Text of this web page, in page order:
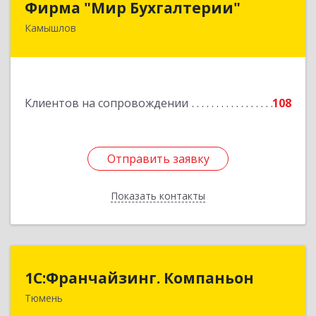
Фирма "Мир Бухгалтерии"
Камышлов
Клиентов на сопровождении 108
Отправить заявку
Показать контакты
624860, Свердловская обл, Камышлов г,
Отправить заявку
Назад
1С:Франчайзинг. Компаньон
Тюмень
1С:Франчайзинг. Компаньон